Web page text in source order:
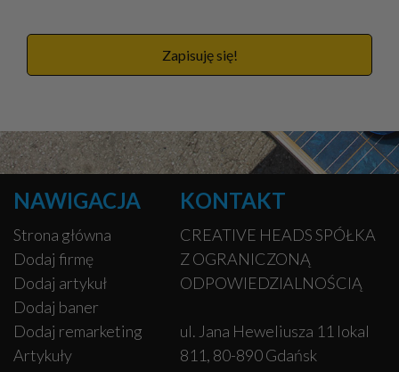
Zapisuję się!
NAWIGACJA
Strona główna
Dodaj firmę
Dodaj artykuł
Dodaj baner
Dodaj remarketing
Artykuły
KONTAKT
CREATIVE HEADS SPÓŁKA
Z OGRANICZONĄ
ODPOWIEDZIALNOŚCIĄ
ul. Jana Heweliusza 11 lokal
811, 80-890 Gdańsk